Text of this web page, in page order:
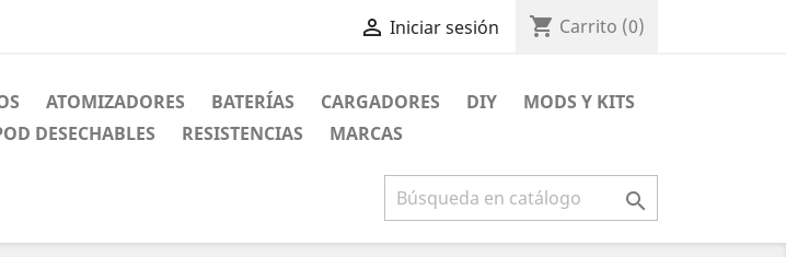
 Iniciar sesión shopping_cart Carrito (0)
ATOMIZADORES BATERÍAS CARGADORES DIY
MODS Y KITS
DESECHABLES RESISTENCIAS MARCAS
